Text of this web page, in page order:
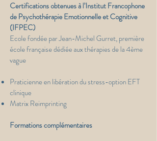
Certifications obtenues à l’Institut Francophone
de Psychothérapie Emotionnelle et Cognitive
(IFPEC)
Ecole fondée par Jean-Michel Gurret, première
école française dédiée aux thérapies de la 4ème
vague
Praticienne en libération du stress-option EFT
clinique
Matrix Reimprinting
Formations complémentaires